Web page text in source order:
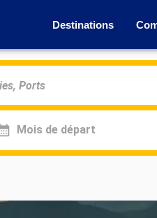
Destinations
Mois de départ